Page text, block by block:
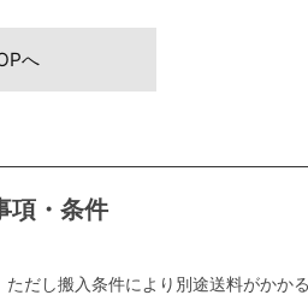
へ
項・条件
だし搬入条件により別途送料がかか